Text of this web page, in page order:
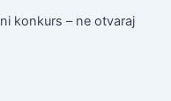
konkurs – ne otvaraj